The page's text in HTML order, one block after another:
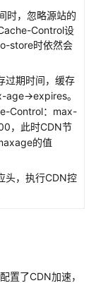
时，忽略源站的
Control设
store时依然会
过期时间，缓存
>expires。
Control：max-
，此时CDN节
的值
头，执行CDN控
置了CDN加速，